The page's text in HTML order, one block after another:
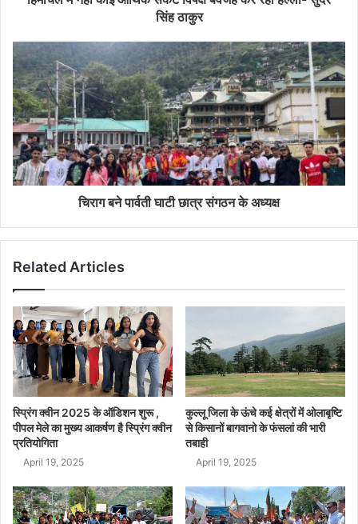
सिंह ठाकुर
चिराग बने पार्वती घाटी छात्र संगठन के अध्यक्ष
Related Articles
स्प्रिंग क्वीन 2025 के ऑडिशन शुरू ,
पीपल मेले का मुख्य आकर्षण है स्प्रिंग क्वीन
प्रतियोगिता
April 19, 2025
कुल्लू जिला के ऊंचे कई क्षेत्रों में ओलाबृष्टि
से किसानों बागवानो के फंसलां की भारी
तबाही
April 19, 2025